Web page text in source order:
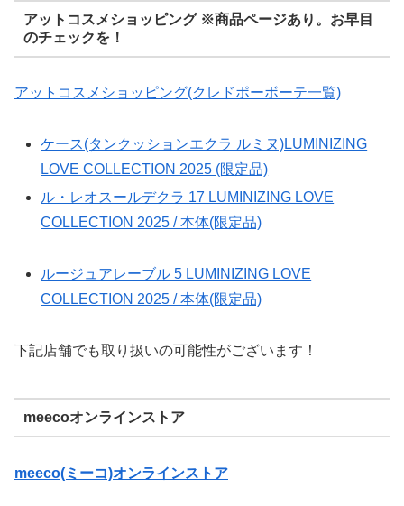
アットコスメショッピング ※商品ページあり。お早目
のチェックを！
アットコスメショッピング(クレドポーボーテ一覧)
ケース(タンクッションエクラ ルミヌ)LUMINIZING
LOVE COLLECTION 2025 (限定品)
ル・レオスールデクラ 17 LUMINIZING LOVE
COLLECTION 2025 / 本体(限定品)
ルージュアレーブル 5 LUMINIZING LOVE
COLLECTION 2025 / 本体(限定品)
下記店舗でも取り扱いの可能性がございます！
meecoオンラインストア
meeco(ミーコ)オンラインストア